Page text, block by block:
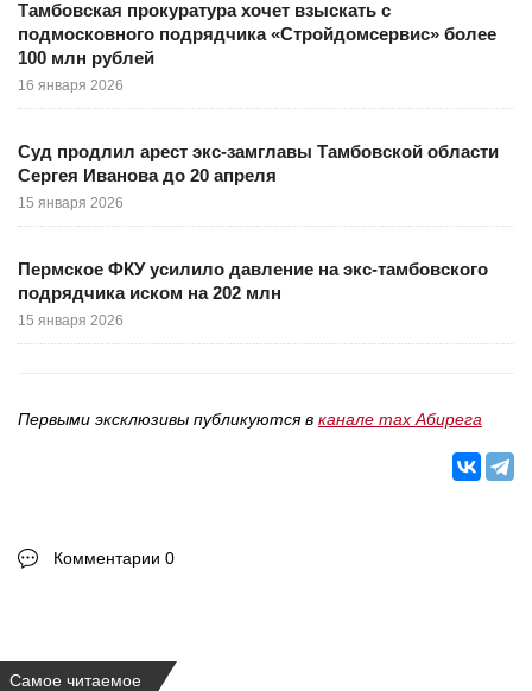
Тамбовская прокуратура хочет взыскать с
подмосковного подрядчика «Стройдомсервис» более
100 млн рублей
16 января 2026
Суд продлил арест экс-замглавы Тамбовской области
Сергея Иванова до 20 апреля
15 января 2026
Пермское ФКУ усилило давление на экс-тамбовского
подрядчика иском на 202 млн
15 января 2026
Первыми эксклюзивы публикуются в канале max Абирега
Комментарии 0
Самое читаемое